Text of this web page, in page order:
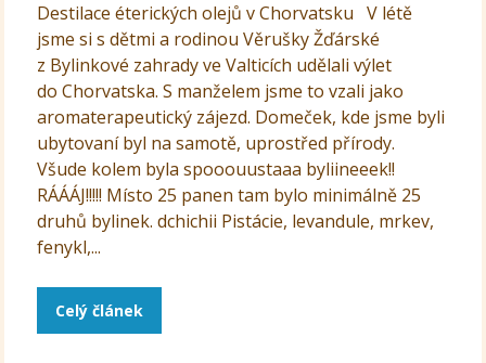
Destilace éterických olejů v Chorvatsku V létě
jsme si s dětmi a rodinou Věrušky Žďárské
z Bylinkové zahrady ve Valticích udělali výlet
do Chorvatska. S manželem jsme to vzali jako
aromaterapeutický zájezd. Domeček, kde jsme byli
ubytovaní byl na samotě, uprostřed přírody.
Všude kolem byla spooouustaaa byliineeek!!
RÁÁÁJ!!!!! Místo 25 panen tam bylo minimálně 25
druhů bylinek. dchichii Pistácie, levandule, mrkev,
fenykl,...
Celý článek